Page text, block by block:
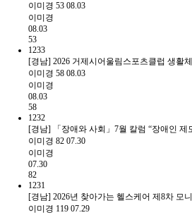
이미경 53 08.03
이미경
08.03
53
1233
[경남] 2026 거제시어울림스포츠클럽 생활
이미경 58 08.03
이미경
08.03
58
1232
[경남] 「장애와 사회」7월 칼럼 “장애인
이미경 82 07.30
이미경
07.30
82
1231
[경남] 2026년 찾아가는 헬스케어 제8차 모
이미경 119 07.29